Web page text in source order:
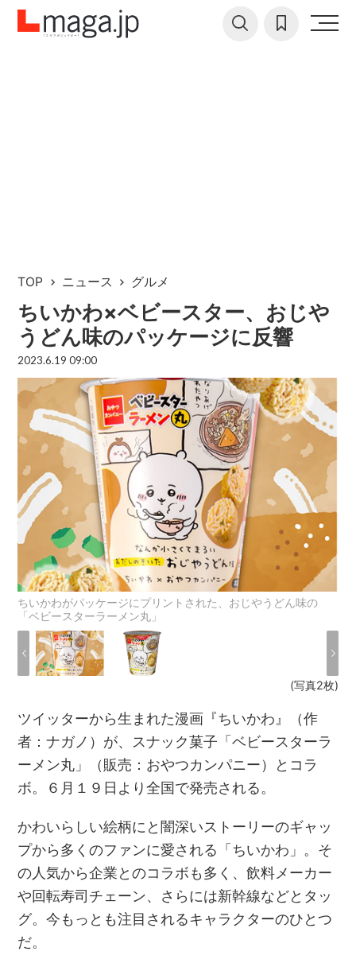
TOP ニュース グルメ
ちいかわ×ベビースター、おじや
うどん味のパッケージに反響
2023.6.19 09:00
ちいかわがパッケージにプリントされた、おじやうどん味の
「ベビースターラーメン丸」
(写真2枚)
ツイッターから生まれた漫画『ちいかわ』（作
者：ナガノ）が、スナック菓子「ベビースターラ
ーメン丸」（販売：おやつカンパニー）とコラ
ボ。６月１９日より全国で発売される。
かわいらしい絵柄にと闇深いストーリーのギャッ
プから多くのファンに愛される「ちいかわ」。そ
の人気から企業とのコラボも多く、飲料メーカー
や回転寿司チェーン、さらには新幹線などとタッ
グ。今もっとも注目されるキャラクターのひとつ
だ。